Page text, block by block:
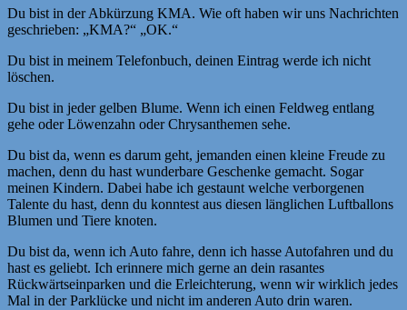
Du bist in der Abkürzung KMA. Wie oft haben wir uns Nachrichten
geschrieben: „KMA?“ „OK.“
Du bist in meinem Telefonbuch, deinen Eintrag werde ich nicht
löschen.
Du bist in jeder gelben Blume. Wenn ich einen Feldweg entlang
gehe oder Löwenzahn oder Chrysanthemen sehe.
Du bist da, wenn es darum geht, jemanden einen kleine Freude zu
machen, denn du hast wunderbare Geschenke gemacht. Sogar
meinen Kindern. Dabei habe ich gestaunt welche verborgenen
Talente du hast, denn du konntest aus diesen länglichen Luftballons
Blumen und Tiere knoten.
Du bist da, wenn ich Auto fahre, denn ich hasse Autofahren und du
hast es geliebt. Ich erinnere mich gerne an dein rasantes
Rückwärtseinparken und die Erleichterung, wenn wir wirklich jedes
Mal in der Parklücke und nicht im anderen Auto drin waren.